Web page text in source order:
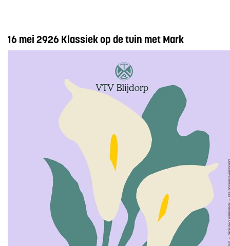
16 mei 2926 Klassiek op de tuin met Mark